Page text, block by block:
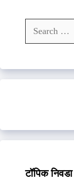
Search
for:
टॉपिक निवडा